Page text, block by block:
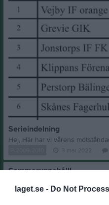
laget.se - Do Not
Serieindelning
Sommaruppehåll!
P-2009-2010 23 jun 2019 1